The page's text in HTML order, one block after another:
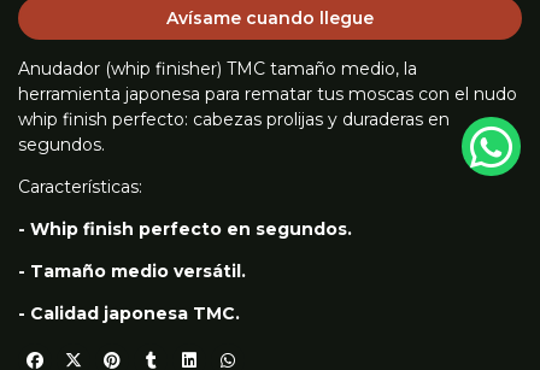
Avísame cuando llegue
Anudador (whip finisher) TMC tamaño medio, la
herramienta japonesa para rematar tus moscas con el nudo
whip finish perfecto: cabezas prolijas y duraderas en
segundos.
Características:
- Whip finish perfecto en segundos.
- Tamaño medio versátil.
- Calidad japonesa TMC.